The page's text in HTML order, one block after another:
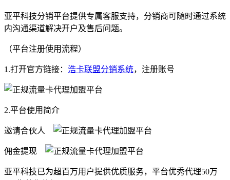
亚平科技分销平台提供专属客服支持，分销商可随时通过系统
内沟通渠道解决开户及售后问题。
（平台注册使用流程）
1.打开官方链接： 浩卡联盟分销系统，注册账号
2.平台使用简介
邀请合伙人
佣金提现
亚平科技已为超百万用户提供优质服务，平台优秀代理50万